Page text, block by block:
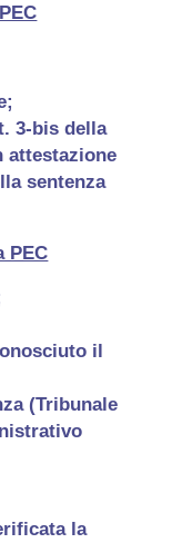
3-bis della
attestazione
sentenza
PEC
il
(Tribunale
la